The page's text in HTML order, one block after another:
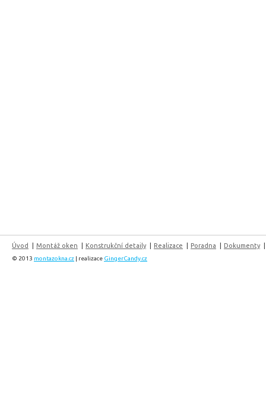
Úvod Montáž oken Konstrukční detaily Realizace Poradna Dokumenty
© 2013 montazokna.cz | realizace GingerCandy.cz